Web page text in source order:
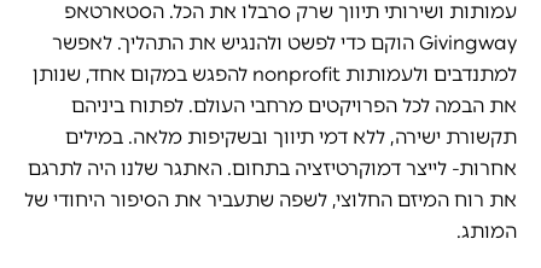
עמותות ושירותי תיווך שרק סרבלו את הכל. הסטארטאפ
Givingway הוקם כדי לפשט ולהנגיש את התהליך. לאפשר
למתנדבים ולעמותות nonprofit להפגש במקום אחד, שנותן
את הבמה לכל הפרויקטים מרחבי העולם. לפתוח ביניהם
תקשורת ישירה, ללא דמי תיווך ובשקיפות מלאה. במילים
אחרות- לייצר דמוקרטיזציה בתחום. האתגר שלנו היה לתרגם
את רוח המיזם החלוצי, לשפה שתעביר את הסיפור היחודי של
המותג.